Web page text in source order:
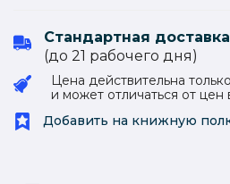
Стандартная доставка
(до 21 рабочего дня)
Цена действительна
и может отличаться от цен
Добавить на книжную